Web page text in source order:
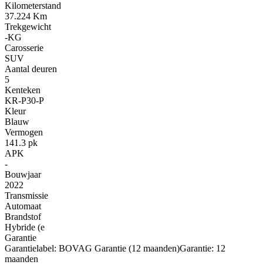
Kilometerstand
37.224 Km
Trekgewicht
-KG
Carosserie
SUV
Aantal deuren
5
Kenteken
KR-P30-P
Kleur
Blauw
Vermogen
141.3 pk
APK
-
Bouwjaar
2022
Transmissie
Automaat
Brandstof
Hybride (e
Garantie
Garantielabel: BOVAG Garantie (12 maanden)Garantie: 12
maanden